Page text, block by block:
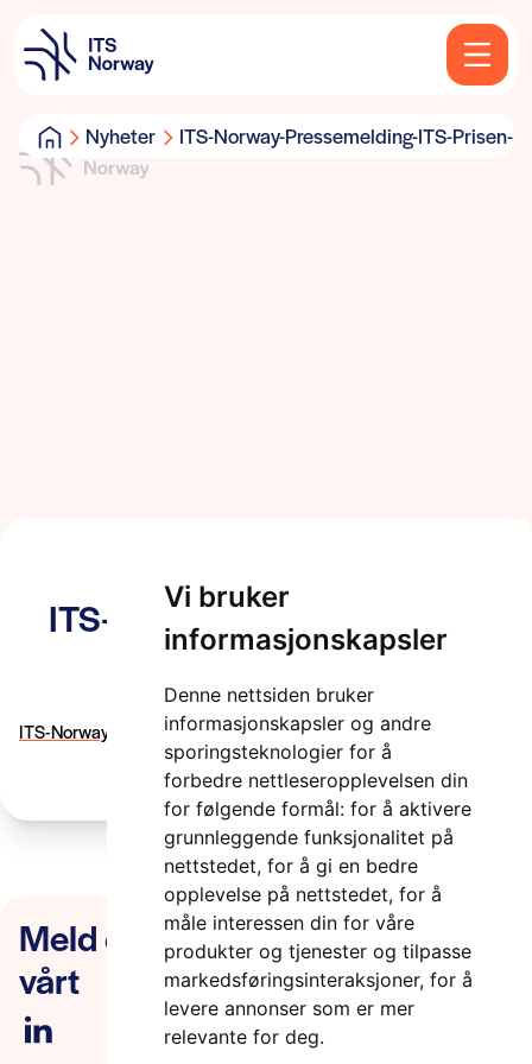
Vi bruker
informasjonskapsler
Denne nettsiden bruker
informasjonskapsler og andre
sporingsteknologier for å
forbedre nettleseropplevelsen din
for følgende formål: for å aktivere
grunnleggende funksjonalitet på
nettstedet, for å gi en bedre
opplevelse på nettstedet, for å
måle interessen din for våre
produkter og tjenester og tilpasse
markedsføringsinteraksjoner, for å
levere annonser som er mer
relevante for deg.
Nyheter ITS-Norway-Pressemelding-ITS-Prisen-
ITS-Norway-Pressemelding-
ITS-Prisen-2022
2 minutter
ITS-Norway-Pressemelding-ITS-Prisen-2022
Meld deg på nyhetsbrevet
vårt